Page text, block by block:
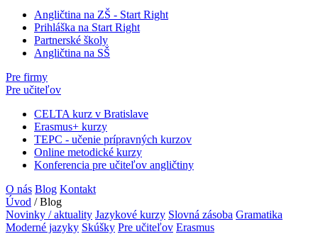
Angličtina na ZŠ - Start Right
Prihláška na Start Right
Partnerské školy
Angličtina na SŠ
Pre firmy
Pre učiteľov
CELTA kurz v Bratislave
Erasmus+ kurzy
TEPC - učenie prípravných kurzov
Online metodické kurzy
Konferencia pre učiteľov angličtiny
O nás Blog Kontakt
Úvod /Blog
Novinky / aktuality Jazykové kurzy Slovná zásoba Gramatika
Moderné jazyky Skúšky Pre učiteľov Erasmus